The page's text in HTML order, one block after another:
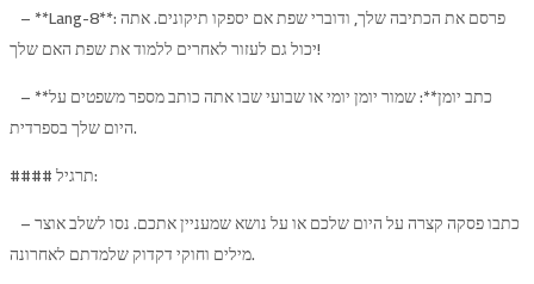
– **Lang-8**: פרסם את הכתיבה שלך, ודוברי שפת אם יספקו תיקונים. אתה
יכול גם לעזור לאחרים ללמוד את שפת האם שלך!
– **כתב יומן**: שמור יומן יומי או שבועי שבו אתה כותב מספר משפטים על
היום שלך בספרדית.
#### תרגיל:
– כתבו פסקה קצרה על היום שלכם או על נושא שמעניין אתכם. נסו לשלב אוצר
מילים וחוקי דקדוק שלמדתם לאחרונה.